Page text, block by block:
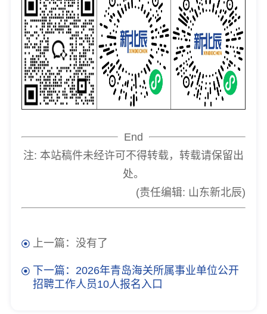
End
注: 本站稿件未经许可不得转载，转载请保留出
处。
(责任编辑: 山东新北辰)
上一篇：没有了
下一篇：2026年青岛海关所属事业单位公开
招聘工作人员10人报名入口